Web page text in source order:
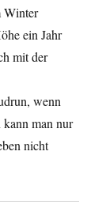
Winter
ein Jahr
mit der
wenn
kann man nur
nicht